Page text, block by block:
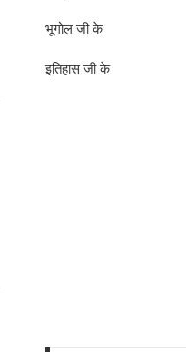
भूगोल जी के
इतिहास जी के